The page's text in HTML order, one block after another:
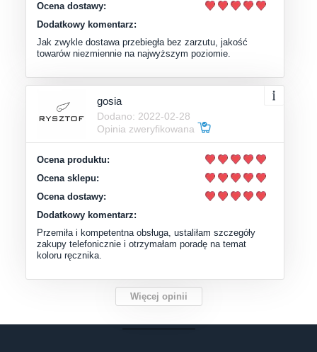
Ocena dostawy:
Dodatkowy komentarz:
Jak zwykle dostawa przebiegła bez zarzutu, jakość
towarów niezmiennie na najwyższym poziomie.
gosia
Dodano: 2022-02-28
Opinia zweryfikowana
Ocena produktu:
Ocena sklepu:
Ocena dostawy:
Dodatkowy komentarz:
Przemiła i kompetentna obsługa, ustaliłam szczegóły
zakupy telefonicznie i otrzymałam poradę na temat
koloru ręcznika.
Więcej opinii